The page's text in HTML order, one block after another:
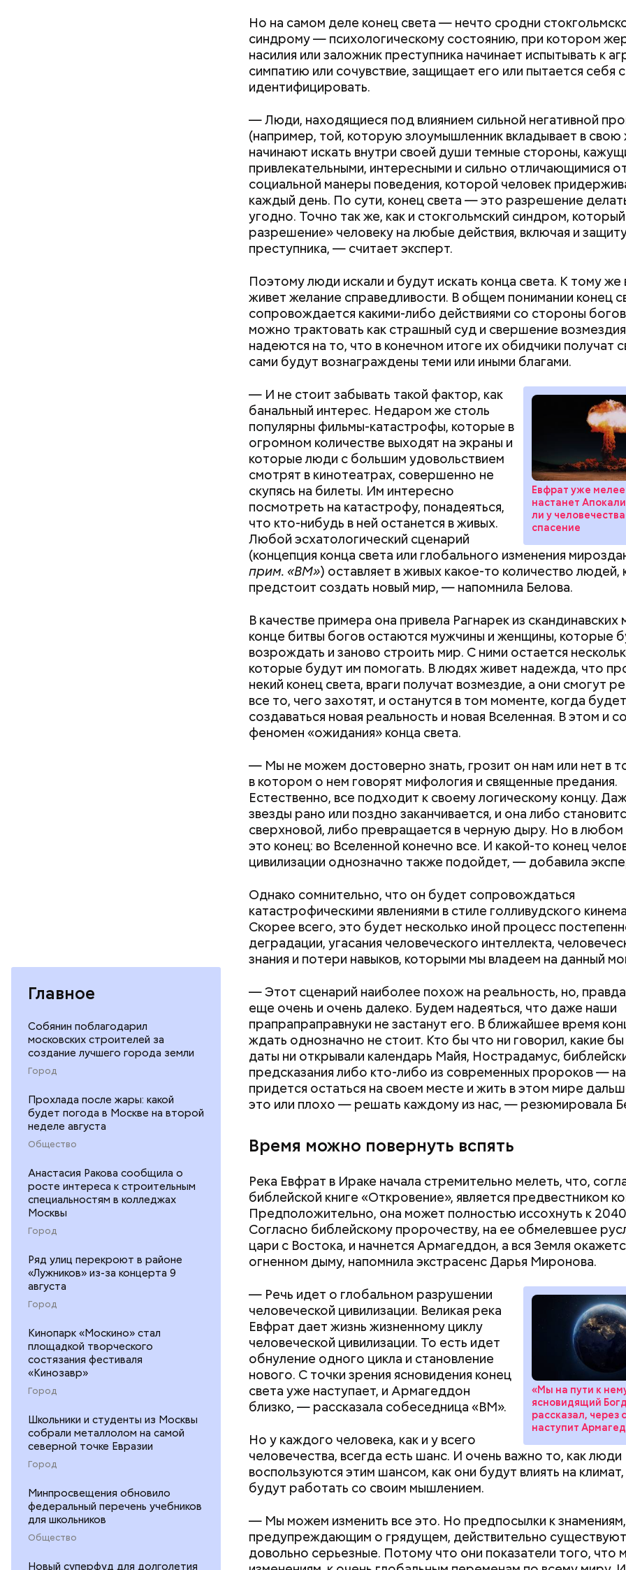
Главное
Собянин поблагодарил
московских строителей за
создание лучшего города земли
Город
Прохлада после жары: какой
будет погода в Москве на второй
неделе августа
Общество
Анастасия Ракова сообщила о
росте интереса к строительным
специальностям в колледжах
Москвы
Город
Ряд улиц перекроют в районе
«Лужников» из-за концерта 9
августа
Город
Кинопарк «Москино» стал
площадкой творческого
состязания фестиваля
«Кинозавр»
Город
Школьники и студенты из Москвы
собрали металлолом на самой
северной точке Евразии
Город
Минпросвещения обновило
федеральный перечень учебников
для школьников
Общество
Новый суперфуд для долголетия
Но на самом деле конец света — нечто сродни
синдрому — психологическому состоянию, при котором
насилия или заложник преступника начинает испытывать к
симпатию или сочувствие, защищает его или пытается себя
идентифицировать.
— Люди, находящиеся под влиянием сильной негативной
(например, той, которую злоумышленник вкладывает в свою
начинают искать внутри своей души темные стороны,
привлекательными, интересными и сильно отличающимися
социальной манеры поведения, которой человек
каждый день. По сути, конец света — это разрешение
угодно. Точно так же, как и стокгольмский синдром,
разрешение» человеку на любые действия, включая и
преступника, — считает эксперт.
Поэтому люди искали и будут искать конца света. К тому же
живет желание справедливости. В общем понимании конец
сопровождается какими-либо действиями со стороны
можно трактовать как страшный суд и свершение
надеются на то, что в конечном итоге их обидчики получат
сами будут вознаграждены теми или иными благами.
Евфрат уже
настанет
ли у
спасение
— И не стоит забывать такой фактор, как
банальный интерес. Недаром же столь
популярны фильмы-катастрофы, которые в
огромном количестве выходят на экраны и
которые люди с большим удовольствием
смотрят в кинотеатрах, совершенно не
скупясь на билеты. Им интересно
посмотреть на катастрофу, понадеяться,
что кто-нибудь в ней останется в живых.
Любой эсхатологический сценарий
(концепция конца света или глобального изменения
прим. «ВМ») оставляет в живых какое-то количество
предстоит создать новый мир, — напомнила Белова.
В качестве примера она привела Рагнарек из скандинавских
конце битвы богов остаются мужчины и женщины, которые
возрождать и заново строить мир. С ними остается
которые будут им помогать. В людях живет надежда, что
некий конец света, враги получат возмездие, а они смогут
все то, чего захотят, и останутся в том моменте, когда будет
создаваться новая реальность и новая Вселенная. В этом и
феномен «ожидания» конца света.
— Мы не можем достоверно знать, грозит он нам или нет в
в котором о нем говорят мифология и священные предания.
Естественно, все подходит к своему логическому концу.
звезды рано или поздно заканчивается, и она либо
сверхновой, либо превращается в черную дыру. Но в любом
это конец: во Вселенной конечно все. И какой-то конец
цивилизации однозначно также подойдет, — добавила
Однако сомнительно, что он будет сопровождаться
катастрофическими явлениями в стиле голливудского
Скорее всего, это будет несколько иной процесс
деградации, угасания человеческого интеллекта,
знания и потери навыков, которыми мы владеем на данный
— Этот сценарий наиболее похож на реальность, но,
еще очень и очень далеко. Будем надеяться, что даже наши
прапрапраправнуки не застанут его. В ближайшее время
ждать однозначно не стоит. Кто бы что ни говорил, какие
даты ни открывали календарь Майя, Нострадамус,
предсказания либо кто-либо из современных пророков —
придется остаться на своем месте и жить в этом мире
это или плохо — решать каждому из нас, — резюмировала
Время можно повернуть вспять
Река Евфрат в Ираке начала стремительно мелеть, что,
библейской книге «Откровение», является предвестником
Предположительно, она может полностью иссохнуть к
Согласно библейскому пророчеству, на ее обмелевшее
цари с Востока, и начнется Армагеддон, а вся Земля
огненном дыму, напомнила экстрасенс Дарья Миронова.
«Мы на пути к
ясновидящий
рассказал, через
наступит
— Речь идет о глобальном разрушении
человеческой цивилизации. Великая река
Евфрат дает жизнь жизненному циклу
человеческой цивилизации. То есть идет
обнуление одного цикла и становление
нового. С точки зрения ясновидения конец
света уже наступает, и Армагеддон
близко, — рассказала собеседница «ВМ».
Но у каждого человека, как и у всего
человечества, всегда есть шанс. И очень важно то, как люди
воспользуются этим шансом, как они будут влиять на климат,
будут работать со своим мышлением.
— Мы можем изменить все это. Но предпосылки к знамениям,
предупреждающим о грядущем, действительно
довольно серьезные. Потому что они показатели того, что
День воздушных поцелуев отмечается с 1983 года. В
молодежных заведениях европейских стран в этот праздник
устраиваются тематические вечеринки и флешмобы. Кроме
отпраздновать эту дату можно, отправив воздушный
близкому человеку через социальные сети и мессенджеры.
Праздник любви
Праздник любви, или Ту бе-Ав, отмечается в Израиле как
аналог Дня святого Валентина. Влюбленные в этот день
другу сюрпризы, дарят цветы и подарки, устраивают
признаются в своих чувствах. Праздник уходит корнями в
прошлое — во времена существования еврейской традиции,
девушки надевали белые платья и водили хороводы в
юноши искали себе невест.
День «Счастье случается» был инициирован Тайным
счастливых людей, чтобы напомнить людям, что счастье на
кроется в мелочах. Отпраздновать этот день можно,
другими людьми счастливыми моментами из своей жизни.
Стресс живет в теле: четыре
простые техники, которые
помогут снизить тревогу
Новый
долголетия и
чем полезны
Как поменять батареи дома и
не получить штраф
Как получить до
рублей от
трудной
документы